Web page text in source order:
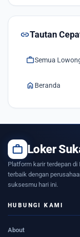
linkTautan
workSemua
home Beranda
work Loker
Platform karir terdepan
terbaik dengan
suksesmu hari ini.
HUBUNGI KAMI
About